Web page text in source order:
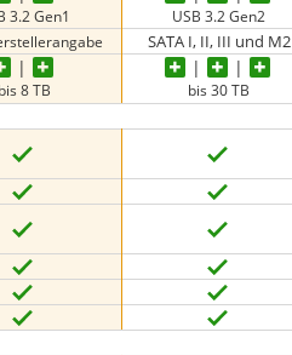
3.2 Gen1 USB 3.2 Gen2
SATA I, II, III und M2
bis 8 TB bis 30 TB